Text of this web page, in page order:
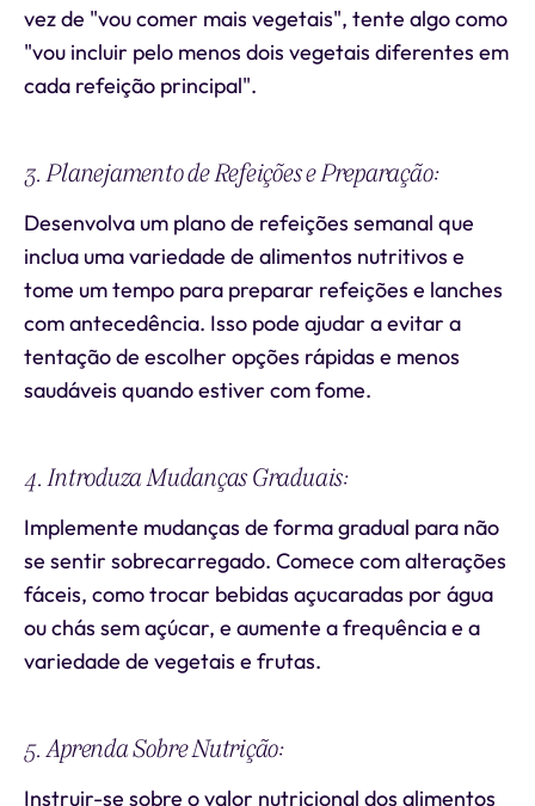
vez de "vou comer mais vegetais", tente algo como
"vou incluir pelo menos dois vegetais diferentes em
cada refeição principal".
3. Planejamento de Refeições e Preparação:
Desenvolva um plano de refeições semanal que
inclua uma variedade de alimentos nutritivos e
tome um tempo para preparar refeições e lanches
com antecedência. Isso pode ajudar a evitar a
tentação de escolher opções rápidas e menos
saudáveis quando estiver com fome.
4. Introduza Mudanças Graduais:
Implemente mudanças de forma gradual para não
se sentir sobrecarregado. Comece com alterações
fáceis, como trocar bebidas açucaradas por água
ou chás sem açúcar, e aumente a frequência e a
variedade de vegetais e frutas.
5. Aprenda Sobre Nutrição:
Instruir-se sobre o valor nutricional dos alimentos